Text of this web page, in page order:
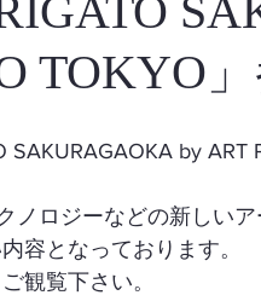
TOKYO
SAKURAGAOKA by
ノロジーなどの新しい
容となっております。
観覧下さい。